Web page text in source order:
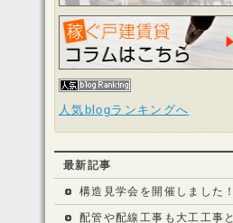
人気blogランキングへ
最新記事
構造見学会を開催しました！
配管や配線工事も大工工事と